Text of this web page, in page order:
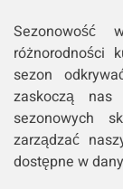
różnorodności
sezon
zaskoczą
sezonowych
zarządzać
dostępne w